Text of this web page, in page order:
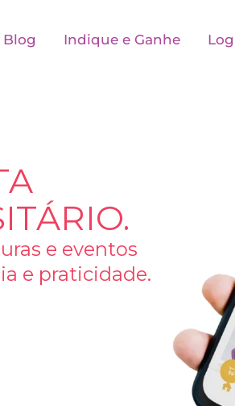
Blog Indique e Ganhe
e eventos
e praticidade.